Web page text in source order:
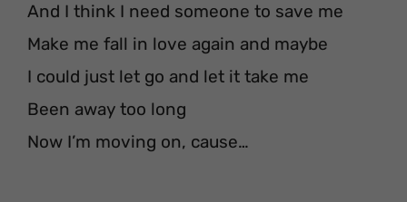
And I think I need someone to save me
Make me fall in love again and maybe
I could just let go and let it take me
Been away too long
Now I’m moving on, cause…